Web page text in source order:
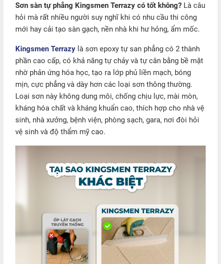
Sơn sàn tự phẳng Kingsmen Terrazy có tốt không? Là câu
hỏi mà rất nhiều người suy nghĩ khi có nhu cầu thi công
mới hay cải tạo sàn gạch, nền nhà khi hư hỏng, ẩm mốc.
Kingsmen Terrazy là sơn epoxy tự san phẳng có 2 thành
phần cao cấp, có khả năng tự chảy và tự cân bằng bề mặt
nhờ phản ứng hóa học, tạo ra lớp phủ liền mạch, bóng
mịn, cực phẳng và dày hơn các loại sơn thông thường.
Loại sơn này không dung môi, chống chịu lực, mài mòn,
kháng hóa chất và kháng khuẩn cao, thích hợp cho nhà vệ
sinh, nhà xưởng, bệnh viện, phòng sạch, gara, nơi đòi hỏi
vệ sinh và độ thẩm mỹ cao.